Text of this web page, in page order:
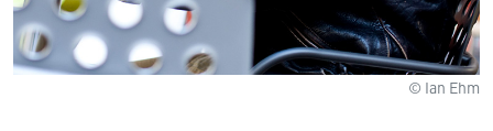
© Ian Ehm